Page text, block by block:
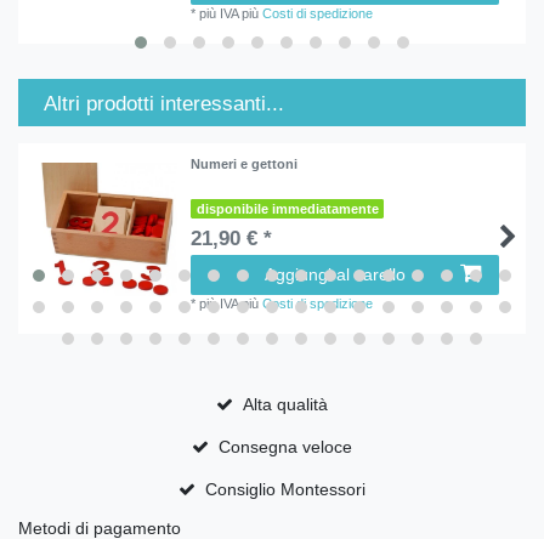
*più IVApiùCosti di spedizione
Altri prodotti interessanti...
Numeri e gettoni
disponibile immediatamente
21,90 € *
Aggiungi al carello
*più IVApiùCosti di spedizione
Alta qualità
Consegna veloce
Consiglio Montessori
Metodi di pagamento